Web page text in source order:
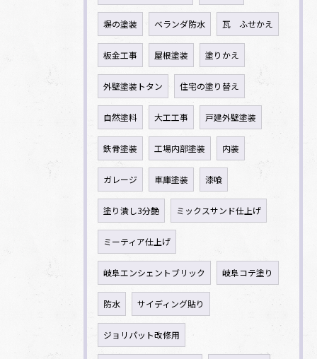
塀の塗装 ベランダ防水 瓦 ふせかえ
板金工事 屋根塗装 塗りかえ
外壁塗装トタン 住宅の塗り替え
自然塗料 大工工事 戸建外壁塗装
鉄骨塗装 工場内部塗装 内装
ガレージ 車庫塗装 漆喰
塗り潰し3分艶 ミックスサンド仕上げ
ミーティア仕上げ
岐阜エンシェントブリック 岐阜コテ塗り
防水 サイディング貼り
ジョリパット改修用